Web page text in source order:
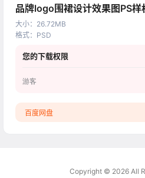
品牌logo围裙设计效果图PS样
大小： 26.72MB
格式： PSD
您的下载权限
游客
百度网盘
Copyright © 2026 All